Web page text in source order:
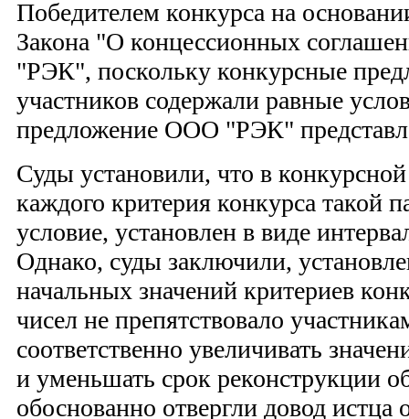
Победителем конкурса на
Закона "О концессионных
"РЭК", поскольку конкурсные
участников содержали равные
предложение ООО "РЭК"
Суды установили, что в
каждого критерия конкурса такой
условие, установлен в виде
Однако, суды заключили,
начальных значений критериев
чисел не препятствовало
соответственно увеличивать
и уменьшать срок реконструкции
обоснованно отвергли довод истца